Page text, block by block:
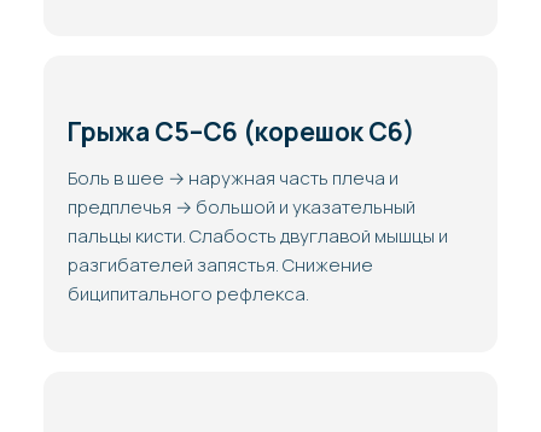
Грыжа C5–C6 (корешок C6)
Боль в шее → наружная часть плеча и
предплечья → большой и указательный
пальцы кисти. Слабость двуглавой мышцы и
разгибателей запястья. Снижение
биципитального рефлекса.